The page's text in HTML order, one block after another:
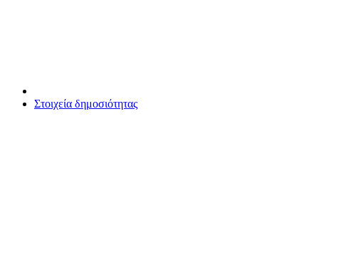
Στοιχεία δημοσιότητας